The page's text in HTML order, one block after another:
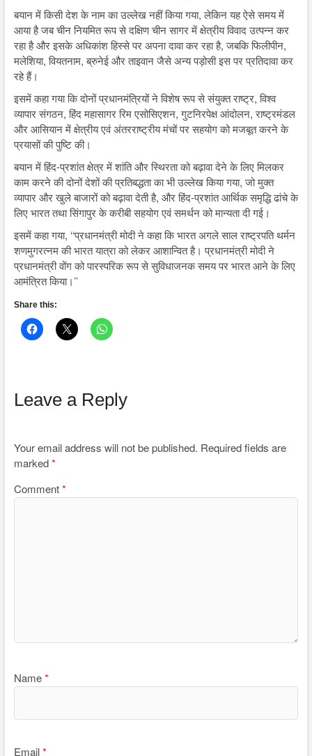
बयान में किसी देश के नाम का उल्लेख नहीं किया गया, लेकिन यह ऐसे समय में
आया है जब चीन नियमित रूप से दक्षिण चीन सागर में क्षेत्रीय विवाद उत्पन्न कर
रहा है और इसके अधिकांश हिस्से पर अपना दावा कर रहा है, जबकि फिलीपीन,
मलेशिया, वियतनाम, ब्रुनेई और ताइवान जैसे अन्य पड़ोसी इस पर प्रतिदावा कर
रहे हैं।
इसमें कहा गया कि दोनों प्रधानमंत्रियों ने विशेष रूप से संयुक्त राष्ट्र, विश्व
व्यापार संगठन, हिंद महासागर रिम एसोसिएशन, गुटनिरपेक्ष आंदोलन, राष्ट्रमंडल
और आसियान में क्षेत्रीय एवं अंतरराष्ट्रीय मंचों पर सहयोग को मजबूत करने के
प्रयासों की पुष्टि की।
बयान में हिंद-प्रशांत क्षेत्र में शांति और स्थिरता को बढ़ावा देने के लिए मिलकर
काम करने की दोनों देशों की प्रतिबद्धता का भी उल्लेख किया गया, जो मुक्त
व्यापार और खुले बाजारों को बढ़ावा देती है, और हिंद-प्रशांत आर्थिक समृद्धि ढांचे के
लिए भारत तथा सिंगापुर के करीबी सहयोग एवं समर्थन को मान्यता दी गई।
इसमें कहा गया, ‘‘प्रधानमंत्री मोदी ने कहा कि भारत अगले साल राष्ट्रपति थर्मन
शणमुगरत्नम की भारत यात्रा को लेकर आशान्वित है। प्रधानमंत्री मोदी ने
प्रधानमंत्री वोंग को पारस्परिक रूप से सुविधाजनक समय पर भारत आने के लिए
आमंत्रित किया।’’
Share this:
Leave a Reply
Your email address will not be published. Required fields are
marked*
Comment*
Name*
Email*